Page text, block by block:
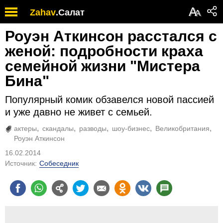
Zahav.Салат АА
Роуэн Аткинсон расстался с
женой: подробности краха
семейной жизни "Мистера
Бина"
Популярный комик обзавелся новой пассией
и уже давно не живет с семьей.
актеры скандалы разводы шоу-бизнес
Великобритания
Роуэн Аткинсон
16.02.2014
Источник: Собеседник